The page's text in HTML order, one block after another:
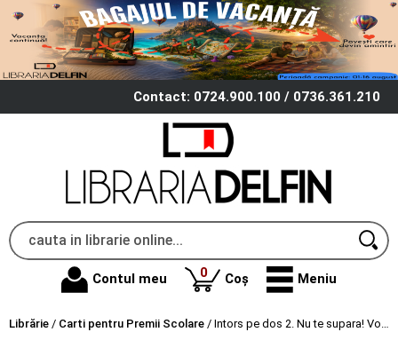
Contact: 0724.900.100 / 0736.361.210
Contul meu 0produse
Coș Meniu
Librărie / Carti pentru Premii Scolare / Intors pe dos 2. Nu te supara! Volumul 93. Disney. Biblioteca magica, editie de colectie